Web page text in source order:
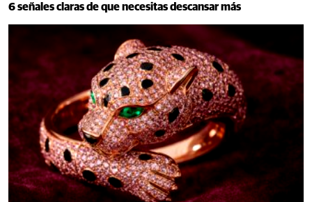
6 señales claras de que necesitas descansar más